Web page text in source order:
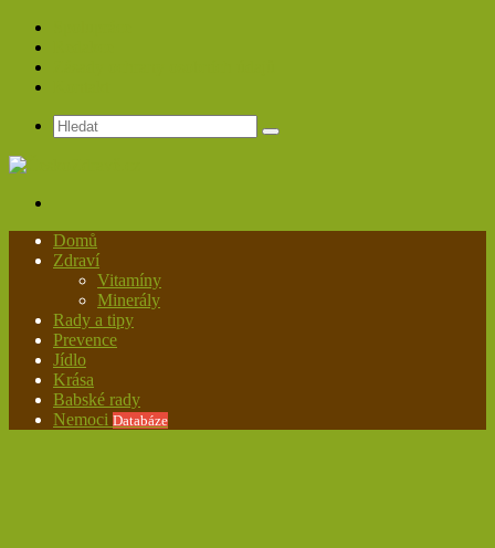
Hledat
Domů
Zdraví
Vitamíny
Minerály
Rady a tipy
Prevence
Jídlo
Krása
Babské rady
Nemoci Databáze